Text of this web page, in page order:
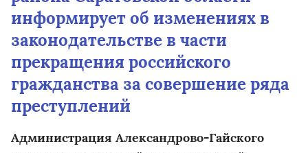
информирует об изменениях в
законодательстве в части
прекращения российского
гражданства за совершение ряда
преступлений
Администрация Александрово-Гайского